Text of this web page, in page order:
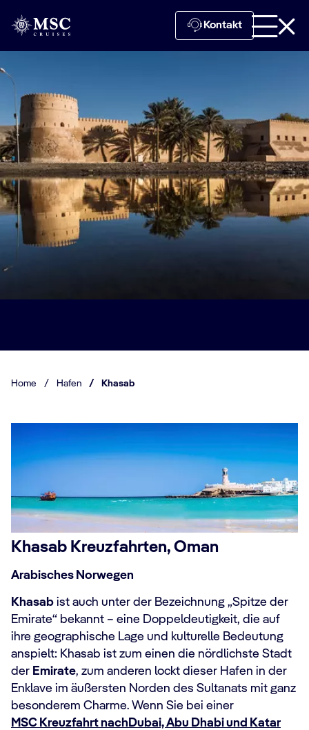
Kontakt
Home / Hafen / Khasab
Khasab Kreuzfahrten, Oman
Arabisches Norwegen
Khasab ist auch unter der Bezeichnung „Spitze der
Emirate“ bekannt – eine Doppeldeutigkeit, die auf
ihre geographische Lage und kulturelle Bedeutung
anspielt: Khasab ist zum einen die nördlichste Stadt
der Emirate, zum anderen lockt dieser Hafen in der
Enklave im äußersten Norden des Sultanats mit ganz
besonderem Charme. Wenn Sie bei einer
MSC Kreuzfahrt nach Dubai, Abu Dhabi und Katar